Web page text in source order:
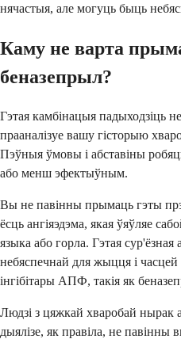
нячастыя, але могуць быць
Каму не варта
беназепрыл?
Гэтая камбінацыя падыходзіць
прааналізуе вашу гісторыю
Пэўныя ўмовы і абставіны
або менш эфектыўным.
Вы не павінны прымаць гэты
ёсць ангіяэдэма, якая ўяўляе
языка або горла. Гэтая
небяспечнай для жыцця і часцей
інгібітары АПФ, такія як
Людзі з цяжкай хваробай нырак
дыялізе, як правіла, не павінны